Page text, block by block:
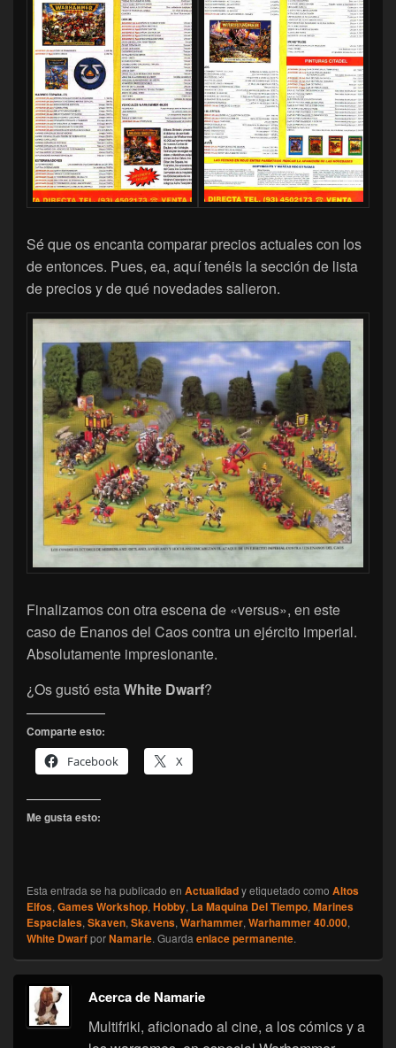
Sé que os encanta comparar precios actuales con los
de entonces. Pues, ea, aquí tenéis la sección de lista
de precios y de qué novedades salieron.
Finalizamos con otra escena de «versus», en este
caso de Enanos del Caos contra un ejército imperial.
Absolutamente impresionante.
¿Os gustó estaWhite Dwarf?
Comparte esto:
Facebook
X
Me gusta esto:
Esta entrada se ha publicado en Actualidady etiquetado como Altos
Elfos, Games Workshop, Hobby, La Maquina Del Tiempo, Marines
Espaciales, Skaven, Skavens, Warhammer, Warhammer 40.000,
White DwarfporNamarie. Guarda enlace permanente.
Acerca de Namarie
Multifriki, aficionado al cine, a los cómics y a